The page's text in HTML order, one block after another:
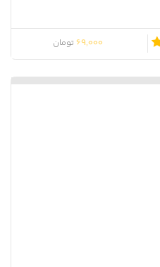
قیمت اصلی 79,000 تومان بود.
69,000تومان